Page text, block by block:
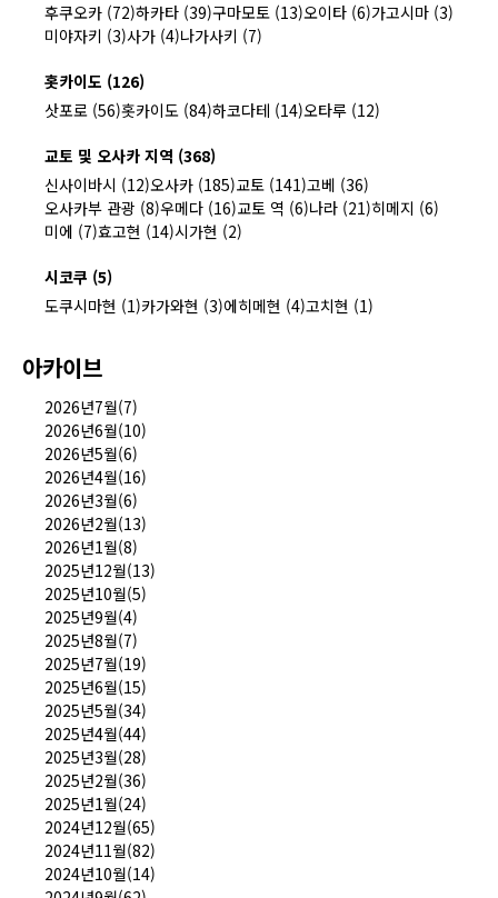
후쿠오카 (72)하카타 (39)구마모토 (13)오이타 (6)가고시마 (3)
미야자키 (3)사가 (4)나가사키 (7)
홋카이도 (126)
삿포로 (56)홋카이도 (84)하코다테 (14)오타루 (12)
교토 및 오사카 지역 (368)
신사이바시 (12)오사카 (185)교토 (141)고베 (36)
오사카부 관광 (8)우메다 (16)교토 역 (6)나라 (21)히메지 (6)
미에 (7)효고현 (14)시가현 (2)
시코쿠 (5)
도쿠시마현 (1)카가와현 (3)에히메현 (4)고치현 (1)
아카이브
2026년7월(7)
2026년6월(10)
2026년5월(6)
2026년4월(16)
2026년3월(6)
2026년2월(13)
2026년1월(8)
2025년12월(13)
2025년10월(5)
2025년9월(4)
2025년8월(7)
2025년7월(19)
2025년6월(15)
2025년5월(34)
2025년4월(44)
2025년3월(28)
2025년2월(36)
2025년1월(24)
2024년12월(65)
2024년11월(82)
2024년10월(14)